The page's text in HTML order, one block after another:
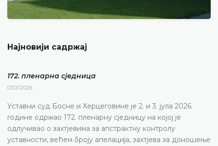
Најновији садржај
172. пленарна сједницa
03.07.2026.
Уставни суд Босне и Херцеговине је 2. и 3. јула 2026.
године одржао 172. пленарну сједницу на којој је
одлучивао о захтјевима за апстрактну контролу
уставности, већем броју апелација, захтјева за доношење